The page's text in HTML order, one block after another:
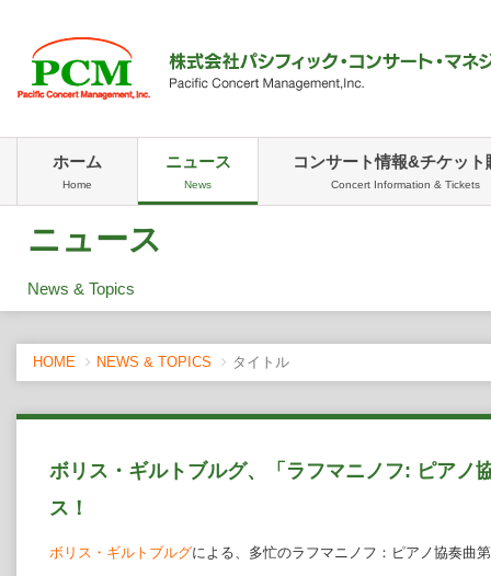
ホーム
Home
ニュース
News
コンサート情報&チケット
Concert Information & Tickets
ニュース
News & Topics
HOME NEWS & TOPICS タイトル
ボリス・ギルトブルグ、「ラフマニノフ: ピアノ
ス！
ボリス・ギルトブルグによる、多忙のラフマニノフ：ピアノ協奏曲